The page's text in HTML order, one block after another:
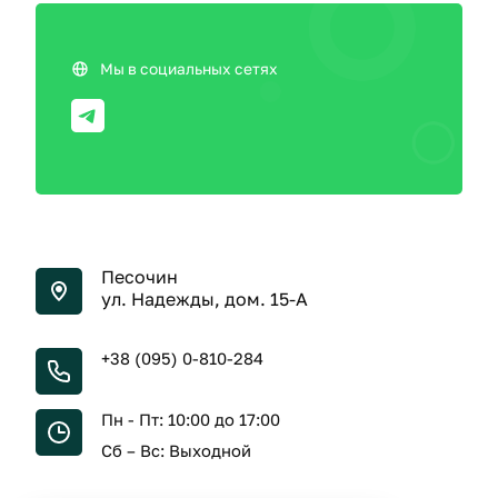
Мы в социальных сетях
Песочин
ул. Надежды, дом. 15-А
+38 (095) 0-810-284
Пн - Пт: 10:00 до 17:00
Сб – Вс: Выходной